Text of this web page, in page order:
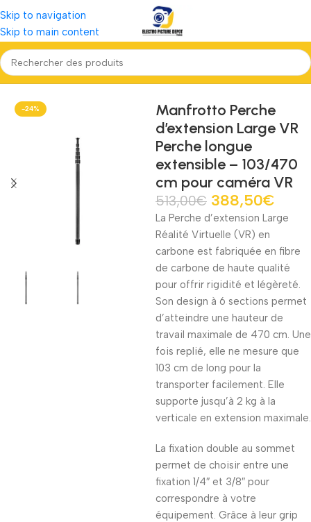
Skip to navigation
Skip to main content
Accueil Réalité virtuelle 360° Caméra 360°
-24%
Manfrotto Perche
d’extension Large VR
Perche longue
extensible – 103/470
cm pour caméra VR
513,00€ 388,50€
La Perche d’extension Large
Réalité Virtuelle (VR) en
carbone est fabriquée en fibre
de carbone de haute qualité
pour offrir rigidité et légèreté.
Son design à 6 sections permet
d’atteindre une hauteur de
travail maximale de 470 cm. Une
fois replié, elle ne mesure que
103 cm de long pour la
transporter facilement. Elle
supporte jusqu’à 2 kg à la
verticale en extension maximale.
La fixation double au sommet
permet de choisir entre une
fixation 1/4″ et 3/8″ pour
correspondre à votre
équipement. Grâce à leur grip